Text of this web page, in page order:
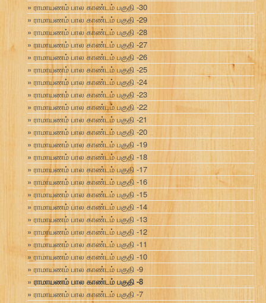
ராமாயணம் பால காண்டம் பகுதி -30
ராமாயணம் பால காண்டம் பகுதி -29
ராமாயணம் பால காண்டம் பகுதி -28
ராமாயணம் பால காண்டம் பகுதி -27
ராமாயணம் பால காண்டம் பகுதி -26
ராமாயணம் பால காண்டம் பகுதி -25
ராமாயணம் பால காண்டம் பகுதி -24
ராமாயணம் பால காண்டம் பகுதி -23
ராமாயணம் பால காண்டம் பகுதி -22
ராமாயணம் பால காண்டம் பகுதி -21
ராமாயணம் பால காண்டம் பகுதி -20
ராமாயணம் பால காண்டம் பகுதி -19
ராமாயணம் பால காண்டம் பகுதி -18
ராமாயணம் பால காண்டம் பகுதி -17
ராமாயணம் பால காண்டம் பகுதி -16
ராமாயணம் பால காண்டம் பகுதி -15
ராமாயணம் பால காண்டம் பகுதி -14
ராமாயணம் பால காண்டம் பகுதி -13
ராமாயணம் பால காண்டம் பகுதி -12
ராமாயணம் பால காண்டம் பகுதி -11
ராமாயணம் பால காண்டம் பகுதி -10
ராமாயணம் பால காண்டம் பகுதி -9
ராமாயணம் பால காண்டம் பகுதி -8
ராமாயணம் பால காண்டம் பகுதி -7